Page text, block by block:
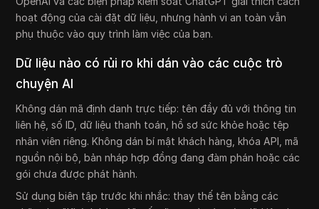
hoạt động của cài đặt dữ liệu, nhưng hành vi an toàn vẫn
phụ thuộc vào quy trình làm việc của bạn.
Dữ liệu nào có rủi ro khi dán vào các cuộc trò
chuyện AI
Không dán mã định danh trực tiếp: tên đầy đủ với thông tin
liên hệ, số ID, dữ liệu thanh toán, hồ sơ sức khỏe hoặc tệp
nhân viên riêng. Không dán bí mật khách hàng, khóa API, mã
nguồn nội bộ, bản nháp hợp đồng đang đàm phán hoặc các
gói chưa được phát hành.
Sử dụng biên tập trước khi nhắc: thay thế tên bằng các